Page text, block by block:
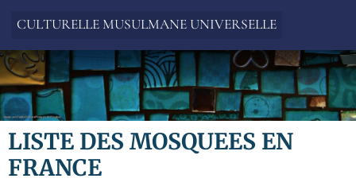
CULTURELLE MUSULMANE UNIVERSELLE
LISTE DES MOSQUEES EN
FRANCE